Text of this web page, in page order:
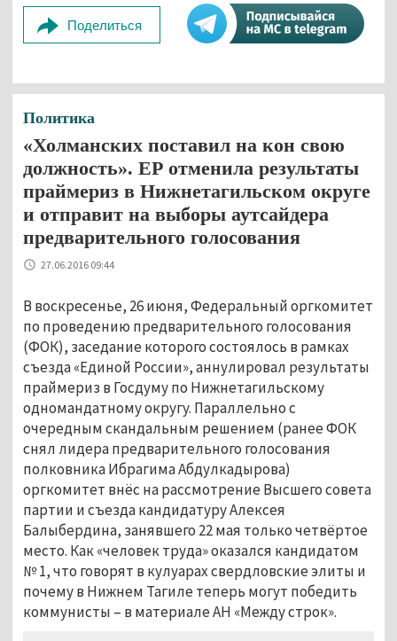
Поделиться
Политика
«Холманских поставил на кон свою
должность». ЕР отменила результаты
праймериз в Нижнетагильском округе
и отправит на выборы аутсайдера
предварительного голосования
27.06.2016 09:44
В воскресенье, 26 июня, Федеральный оргкомитет
по проведению предварительного голосования
(ФОК), заседание которого состоялось в рамках
съезда «Единой России», аннулировал результаты
праймериз в Госдуму по Нижнетагильскому
одномандатному округу. Параллельно с
очередным скандальным решением (ранее ФОК
снял лидера предварительного голосования
полковника Ибрагима Абдулкадырова)
оргкомитет внёс на рассмотрение Высшего совета
партии и съезда кандидатуру Алексея
Балыбердина, занявшего 22 мая только четвёртое
место. Как «человек труда» оказался кандидатом
№ 1, что говорят в кулуарах свердловские элиты и
почему в Нижнем Тагиле теперь могут победить
коммунисты – в материале АН «Между строк».